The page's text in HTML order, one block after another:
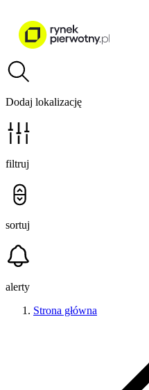
Dodaj lokalizację
filtruj
sortuj
alerty
Strona główna